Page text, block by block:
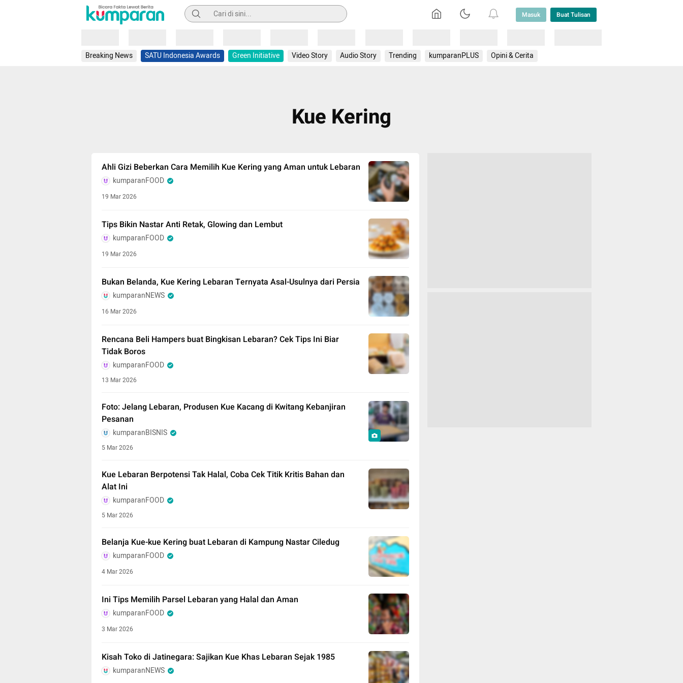
Pencarian Masuk Buat Tulisan
Breaking News SATU Indonesia Awards Green Initiative Video Story Audio Story Trending kumparanPLUS Opini & Cerita
Kue Kering
Ahli Gizi Beberkan Cara Memilih Kue Kering yang Aman untuk Lebaran
kumparanFOOD
19 Mar 2026
Tips Bikin Nastar Anti Retak, Glowing dan Lembut
kumparanFOOD
19 Mar 2026
Bukan Belanda, Kue Kering Lebaran Ternyata Asal-Usulnya dari Persia
kumparanNEWS
16 Mar 2026
Rencana Beli Hampers buat Bingkisan Lebaran? Cek Tips Ini Biar
Tidak Boros
kumparanFOOD
13 Mar 2026
Foto: Jelang Lebaran, Produsen Kue Kacang di Kwitang Kebanjiran
Pesanan
kumparanBISNIS
5 Mar 2026
Kue Lebaran Berpotensi Tak Halal, Coba Cek Titik Kritis Bahan dan
Alat Ini
kumparanFOOD
5 Mar 2026
Belanja Kue-kue Kering buat Lebaran di Kampung Nastar Ciledug
kumparanFOOD
4 Mar 2026
Ini Tips Memilih Parsel Lebaran yang Halal dan Aman
kumparanFOOD
3 Mar 2026
Kisah Toko di Jatinegara: Sajikan Kue Khas Lebaran Sejak 1985
kumparanNEWS